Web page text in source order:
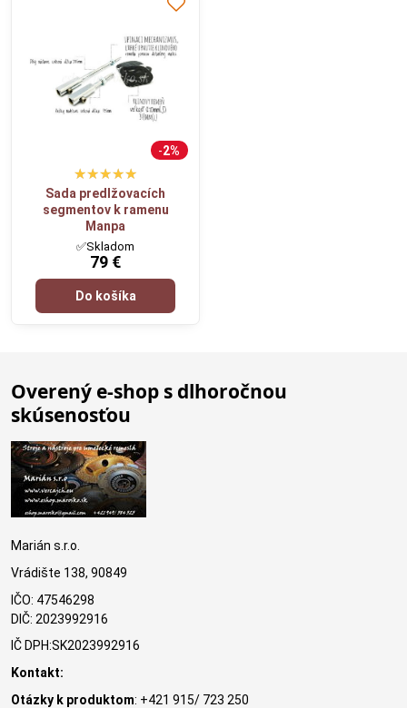
2%
Sada predlžovacích
segmentov k ramenu
Manpa
✅Skladom
79 €
Do košíka
Overený e-shop s dlhoročnou
skúsenosťou
Marián s.r.o.
Vrádište 138, 90849
IČO: 47546298
DIČ: 2023992916
IČ DPH:SK2023992916
Kontakt:
Otázky k produktom: +421 915/ 723 250